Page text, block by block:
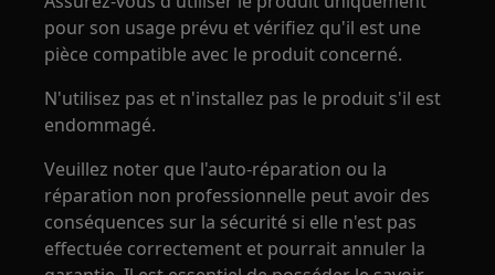
pour son usage prévu et vérifiez qu'il est une
pièce compatible avec le produit concerné.
N'utilisez pas et n'installez pas le produit s'il est
endommagé.
Veuillez noter que l'auto-réparation ou la
réparation non professionnelle peut avoir des
conséquences sur la sécurité si elle n'est pas
effectuée correctement et pourrait annuler la